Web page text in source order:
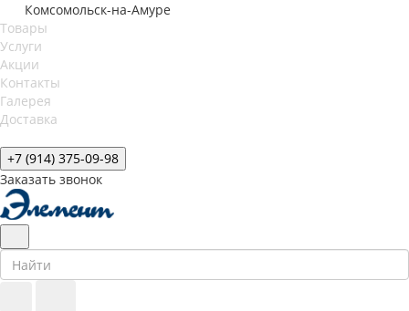
Комсомольск-на-Амуре
Товары
Услуги
Акции
Контакты
Галерея
Доставка
+7 (914) 375-09-98
Заказать звонок